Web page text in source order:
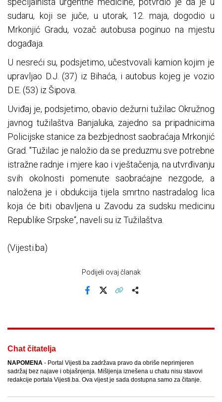
sudaru, koji se juče, u utorak, 12. maja, dogodio u
Mrkonjić Gradu, vozač autobusa poginuo na mjestu
događaja.
U nesreći su, podsjetimo, učestvovali kamion kojim je
upravljao D.J. (37) iz Bihaća, i autobus kojeg je vozio
D.E. (53) iz Šipova.
Uviđaj je, podsjetimo, obavio dežurni tužilac Okružnog
javnog tužilaštva Banjaluka, zajedno sa pripadnicima
Policijske stanice za bezbjednost saobraćaja Mrkonjić
Grad. "Tužilac je naložio da se preduzmu sve potrebne
istražne radnje i mjere kao i vještačenja, na utvrđivanju
svih okolnosti pomenute saobraćajne nezgode, a
naložena je i obdukcija tijela smrtno nastradalog lica
koja će biti obavljena u Zavodu za sudsku medicinu
Republike Srpske“, naveli su iz Tužilaštva.
(Vijesti.ba)
Podijeli ovaj članak
Chat čitatelja
NAPOMENA - Portal Vijesti.ba zadržava pravo da obriše neprimjeren
sadržaj bez najave i objašnjenja. Mišljenja iznešena u chatu nisu stavovi
redakcije portala Vijesti.ba. Ova vijest je sada dostupna samo za čitanje.